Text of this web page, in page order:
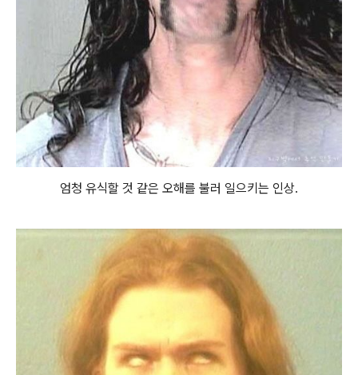
엄청 유식할 것 같은 오해를 불러 일으키는 인상.